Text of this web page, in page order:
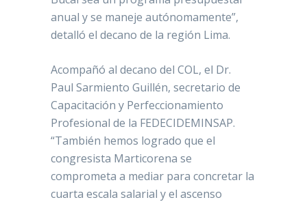
anual y se maneje autónomamente”,
detalló el decano de la región Lima.
Acompañó al decano del COL, el Dr.
Paul Sarmiento Guillén, secretario de
Capacitación y Perfeccionamiento
Profesional de la FEDECIDEMINSAP.
“También hemos logrado que el
congresista Marticorena se
comprometa a mediar para concretar la
cuarta escala salarial y el ascenso